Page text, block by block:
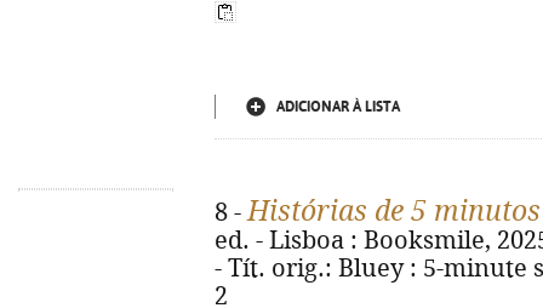
ADICIONAR À LISTA
8 -Histórias de 5 minutos
ed. - Lisboa : Booksmile,
- Tít. orig.: Bluey : 5-minute
2